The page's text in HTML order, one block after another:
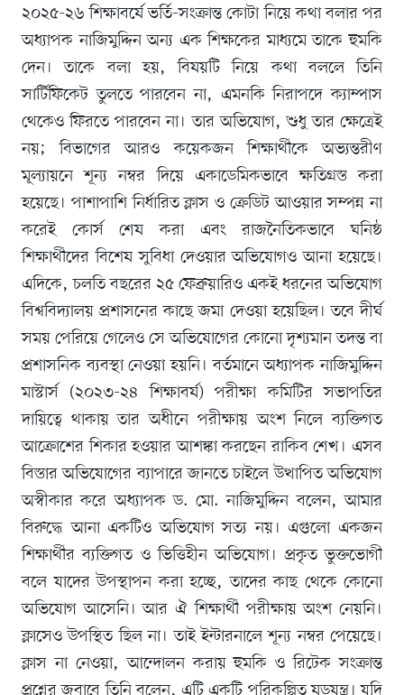
২০২৫-২৬ শিক্ষাবর্ষে ভর্তি-সংক্রান্ত কোটা নিয়ে কথা বলার পর
অধ্যাপক নাজিমুদ্দিন অন্য এক শিক্ষকের মাধ্যমে তাকে হুমকি
দেন। তাকে বলা হয়, বিষয়টি নিয়ে কথা বললে তিনি
সার্টিফিকেট তুলতে পারবেন না, এমনকি নিরাপদে ক্যাম্পাস
থেকেও ফিরতে পারবেন না। তার অভিযোগ, শুধু তার ক্ষেত্রেই
নয়; বিভাগের আরও কয়েকজন শিক্ষার্থীকে অভ্যন্তরীণ
মূল্যায়নে শূন্য নম্বর দিয়ে একাডেমিকভাবে ক্ষতিগ্রস্ত করা
হয়েছে। পাশাপাশি নির্ধারিত ক্লাস ও ক্রেডিট আওয়ার সম্পন্ন না
করেই কোর্স শেষ করা এবং রাজনৈতিকভাবে ঘনিষ্ঠ
শিক্ষার্থীদের বিশেষ সুবিধা দেওয়ার অভিযোগও আনা হয়েছে।
এদিকে, চলতি বছরের ২৫ ফেব্রুয়ারিও একই ধরনের অভিযোগ
বিশ্ববিদ্যালয় প্রশাসনের কাছে জমা দেওয়া হয়েছিল। তবে দীর্ঘ
সময় পেরিয়ে গেলেও সে অভিযোগের কোনো দৃশ্যমান তদন্ত বা
প্রশাসনিক ব্যবস্থা নেওয়া হয়নি। বর্তমানে অধ্যাপক নাজিমুদ্দিন
মাস্টার্স (২০২৩-২৪ শিক্ষাবর্ষ) পরীক্ষা কমিটির সভাপতির
দায়িত্বে থাকায় তার অধীনে পরীক্ষায় অংশ নিলে ব্যক্তিগত
আক্রোশের শিকার হওয়ার আশঙ্কা করছেন রাকিব শেখ। এসব
বিস্তার অভিযোগের ব্যাপারে জানতে চাইলে উত্থাপিত অভিযোগ
অস্বীকার করে অধ্যাপক ড. মো. নাজিমুদ্দিন বলেন, আমার
বিরুদ্ধে আনা একটিও অভিযোগ সত্য নয়। এগুলো একজন
শিক্ষার্থীর ব্যক্তিগত ও ভিত্তিহীন অভিযোগ। প্রকৃত ভুক্তভোগী
বলে যাদের উপস্থাপন করা হচ্ছে, তাদের কাছ থেকে কোনো
অভিযোগ আসেনি। আর ঐ শিক্ষার্থী পরীক্ষায় অংশ নেয়নি।
ক্লাসেও উপস্থিত ছিল না। তাই ইন্টারনালে শূন্য নম্বর পেয়েছে।
ক্লাস না নেওয়া, আন্দোলন করায় হুমকি ও রিটেক সংক্রান্ত